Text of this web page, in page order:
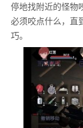
停地找附近的怪物
必须咬点什么，直
巧。